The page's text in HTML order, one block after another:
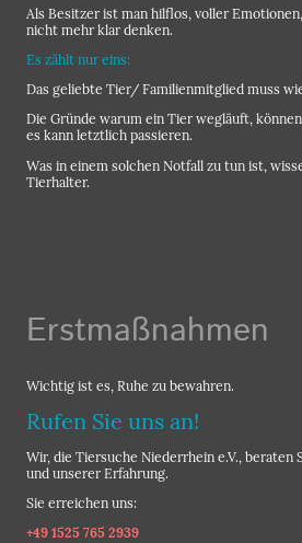
Als Besitzer ist man hilflos, voller
nicht mehr klar denken.
Es zählt nur eins:
Das geliebte Tier/ Familienmitglied muss
Die Gründe warum ein Tier wegläuft,
es kann letztlich passieren.
Was in einem solchen Notfall zu tun ist,
Tierhalter.
Erstmaßnahmen
Wichtig ist es, Ruhe zu bewahren.
Rufen Sie uns an!
Wir, die Tiersuche Niederrhein e.V., beraten
und unserer Erfahrung.
Sie erreichen uns:
+49 1525 765 2939